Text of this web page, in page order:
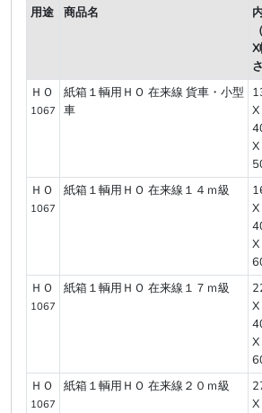
用途 商品名
ＨＯ
1067
紙箱１輌用ＨＯ 在来線 貨車・小型
車
X
X
ＨＯ
1067
紙箱１輌用ＨＯ 在来線１４ｍ級
X
X
ＨＯ
1067
紙箱１輌用ＨＯ 在来線１７ｍ級
X
X
ＨＯ
1067
紙箱１輌用ＨＯ 在来線２０ｍ級
X